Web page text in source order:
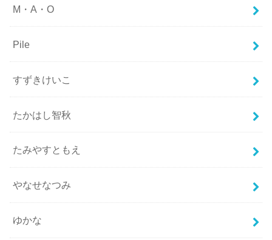
M・A・O
Pile
すずきけいこ
たかはし智秋
たみやすともえ
やなせなつみ
ゆかな